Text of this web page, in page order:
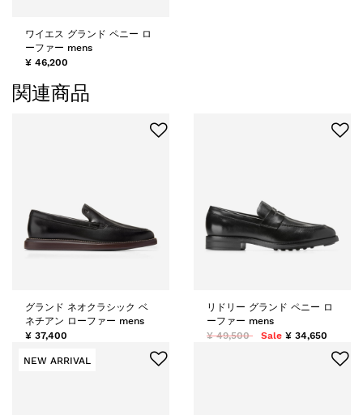
ワイエス グランド ペニー ロ
ーファー mens
¥ 46,200
関連商品
グランド ネオクラシック ベ
ネチアン ローファー mens
¥ 37,400
リドリー グランド ペニー ロ
ーファー mens
¥ 49,500
Sale ¥ 34,650
NEW ARRIVAL